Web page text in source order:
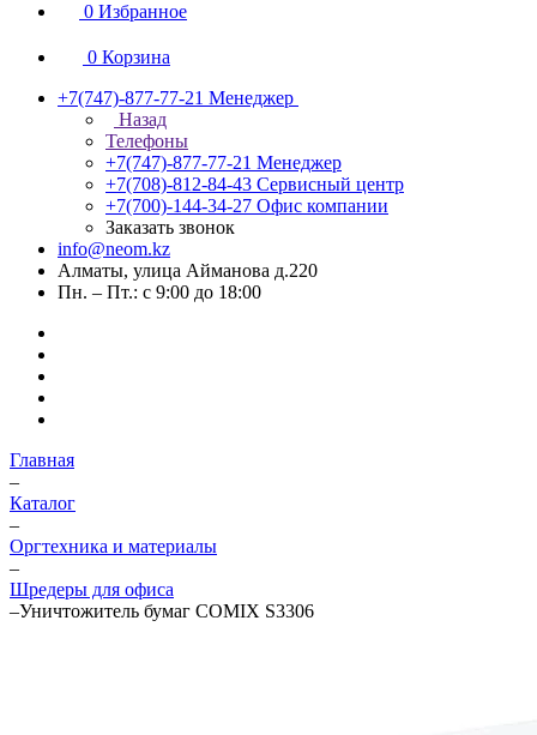
0 Избранное
0 Корзина
+7(747)-877-77-21 Менеджер
Назад
Телефоны
+7(747)-877-77-21 Менеджер
+7(708)-812-84-43 Сервисный центр
+7(700)-144-34-27 Офис компании
Заказать звонок
info@neom.kz
Алматы, улица Айманова д.220
Пн. – Пт.: с 9:00 до 18:00
Главная
–
Каталог
–
Оргтехника и материалы
–
Шредеры для офиса
–Уничтожитель бумаг COMIX S3306